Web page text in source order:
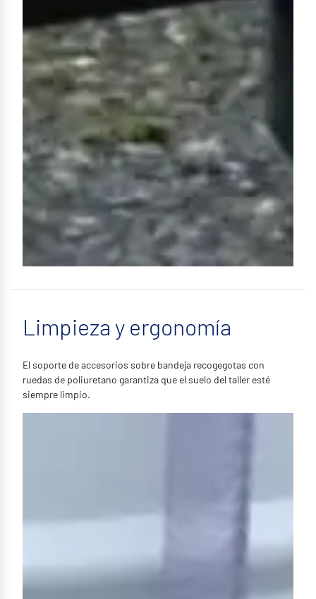
Limpieza y ergonomía
El soporte de accesorios sobre bandeja recogegotas con
ruedas de poliuretano garantiza que el suelo del taller esté
siempre limpio.